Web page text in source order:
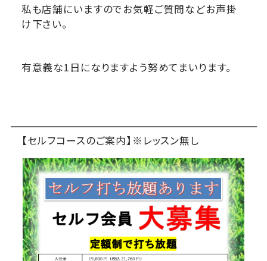
私も店舗にいますのでお気軽ご質問などお声掛
け下さい。
有意義な1日になりますよう努めてまいります。
【セルフコースのご案内】※レッスン無し